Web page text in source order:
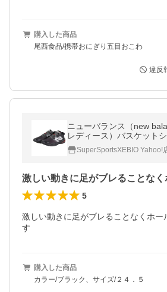
購入した商品
尾西食品/携帯おにぎり五目おこわ
違反
ニューバランス（new
レディース）バスケット
FuelCell HESI LOW v2
SuperSportsXEBIO Yahoo!
5
激しい動きに足がブレることなくホー
す
購入した商品
カラー/ブラック、サイズ/２４．５